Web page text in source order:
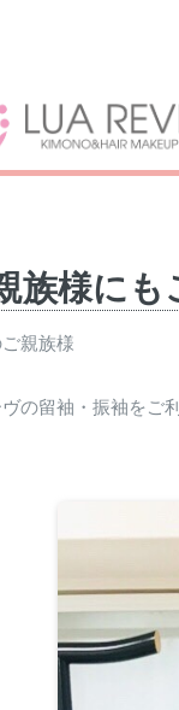
族様に
親族様
の留袖・振袖をご